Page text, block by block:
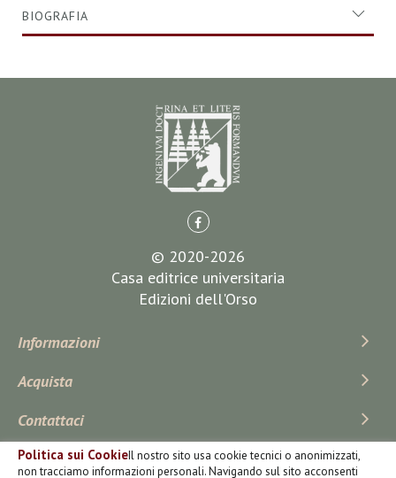
Politica sui CookieIl nostro sito usa cookie tecnici o anonimizzati,
non tracciamo informazioni personali. Navigando sul sito acconsenti
BIOGRAFIA
© 2020-2026
Casa editrice universitaria
Edizioni dell'Orso
Informazioni
Acquista
Contattaci
Iscriviti Alla Newsletter